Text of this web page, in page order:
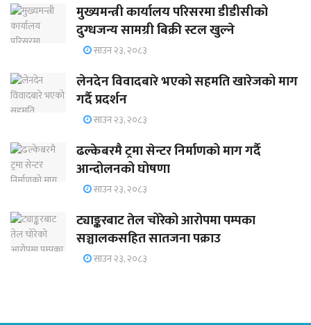
मुख्यमन्त्री कार्यालय परिसरमा डीडीसीको
दुग्धजन्य सामग्री बिक्री स्टल खुल्ने
साउन २३, २०८३
लेनदेन विवादबारे भएको सहमति खारेजको माग
गर्दै प्रदर्शन
साउन २३, २०८३
ढल्केबरमै ट्रमा सेन्टर निर्माणको माग गर्दै
आन्दोलनको घोषणा
साउन २३, २०८३
ट्याङ्करबाट तेल चोरेको आरोपमा पम्पका
सञ्चालकसहित सातजना पक्राउ
साउन २३, २०८३